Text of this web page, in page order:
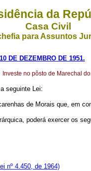
da
Casa Civil
para Assuntos
DE DEZEMBRO DE 1951.
Investe no pôsto de Marechal
seguinte Lei:
de Morais que, em
poderá exercer os
nº 4.450, de 1964)